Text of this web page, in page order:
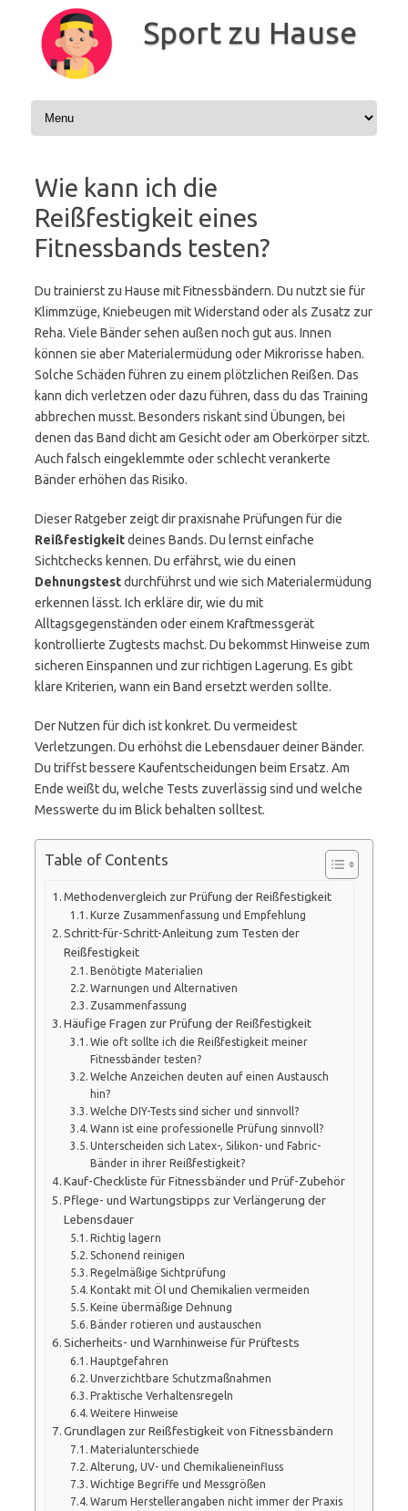
Inhalt
springen
Sport zu Hause
Wie kann ich die
Reißfestigkeit eines
Fitnessbands testen?
Du trainierst zu Hause mit Fitnessbändern. Du nutzt sie für
Klimmzüge, Kniebeugen mit Widerstand oder als Zusatz zur
Reha. Viele Bänder sehen außen noch gut aus. Innen
können sie aber Materialermüdung oder Mikrorisse haben.
Solche Schäden führen zu einem plötzlichen Reißen. Das
kann dich verletzen oder dazu führen, dass du das Training
abbrechen musst. Besonders riskant sind Übungen, bei
denen das Band dicht am Gesicht oder am Oberkörper sitzt.
Auch falsch eingeklemmte oder schlecht verankerte
Bänder erhöhen das Risiko.
Dieser Ratgeber zeigt dir praxisnahe Prüfungen für die
Reißfestigkeitdeines Bands. Du lernst einfache
Sichtchecks kennen. Du erfährst, wie du einen
Dehnungstestdurchführst und wie sich Materialermüdung
erkennen lässt. Ich erkläre dir, wie du mit
Alltagsgegenständen oder einem Kraftmessgerät
kontrollierte Zugtests machst. Du bekommst Hinweise zum
sicheren Einspannen und zur richtigen Lagerung. Es gibt
klare Kriterien, wann ein Band ersetzt werden sollte.
Der Nutzen für dich ist konkret. Du vermeidest
Verletzungen. Du erhöhst die Lebensdauer deiner Bänder.
Du triffst bessere Kaufentscheidungen beim Ersatz. Am
Ende weißt du, welche Tests zuverlässig sind und welche
Messwerte du im Blick behalten solltest.
Table of Contents
Methodenvergleich zur Prüfung der Reißfestigkeit
Kurze Zusammenfassung und Empfehlung
Schritt-für-Schritt-Anleitung zum Testen der
Reißfestigkeit
Benötigte Materialien
Warnungen und Alternativen
Zusammenfassung
Häufige Fragen zur Prüfung der Reißfestigkeit
Wie oft sollte ich die Reißfestigkeit meiner
Fitnessbänder testen?
Welche Anzeichen deuten auf einen Austausch
hin?
Welche DIY-Tests sind sicher und sinnvoll?
Wann ist eine professionelle Prüfung sinnvoll?
Unterscheiden sich Latex-, Silikon- und Fabric-
Bänder in ihrer Reißfestigkeit?
Kauf-Checkliste für Fitnessbänder und Prüf-Zubehör
Pflege- und Wartungstipps zur Verlängerung der
Lebensdauer
Richtig lagern
Schonend reinigen
Regelmäßige Sichtprüfung
Kontakt mit Öl und Chemikalien vermeiden
Keine übermäßige Dehnung
Bänder rotieren und austauschen
Sicherheits- und Warnhinweise für Prüftests
Hauptgefahren
Unverzichtbare Schutzmaßnahmen
Praktische Verhaltensregeln
Weitere Hinweise
Grundlagen zur Reißfestigkeit von Fitnessbändern
Materialunterschiede
Alterung, UV- und Chemikalieneinfluss
Wichtige Begriffe und Messgrößen
Warum Herstellerangaben nicht immer der Praxis